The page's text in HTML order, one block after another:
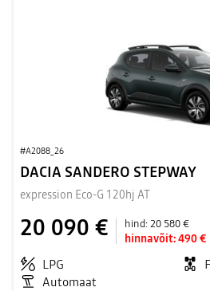
#A2088_26
DACIA SANDERO STEPWAY
expression Eco-G 120hj AT
20 090 € hind:20 580 €
hinnavõit:490 €
LPG
Automaat